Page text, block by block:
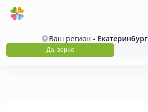
Ваш регион -
Да, верно